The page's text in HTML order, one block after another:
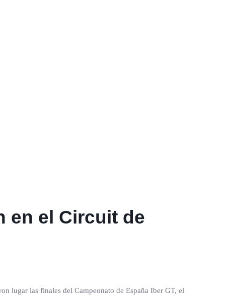
en el Circuit de
lugar las finales del Campeonato de España Iber GT, el